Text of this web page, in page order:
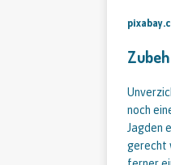
noch
Jagden
gerecht